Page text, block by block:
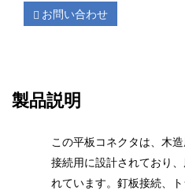
お問い合わせ
製品説明
この平板コネクタは、木
接続用に設計されており
れています。釘板接続、